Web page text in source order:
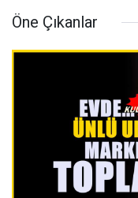
Öne Çıkanlar